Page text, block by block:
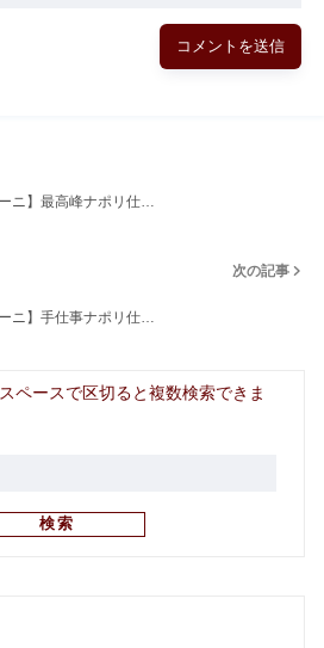
ニ】最高峰ナポリ仕…
次の記事
ニ】手仕事ナポリ仕…
ペースで区切ると複数検索できま
検索